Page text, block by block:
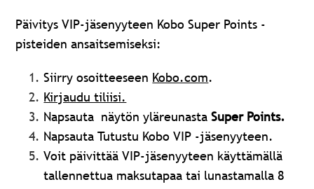
Päivitys VIP-jäsenyyteen Kobo Super Points -
pisteiden ansaitsemiseksi:
Siirry osoitteeseen Kobo.com.
Kirjaudu tiliisi.
Napsauta näytön yläreunasta Super Points.
Napsauta Tutustu Kobo VIP -jäsenyyteen.
Voit päivittää VIP-jäsenyyteen käyttämällä
tallennettua maksutapaa tai lunastamalla 8